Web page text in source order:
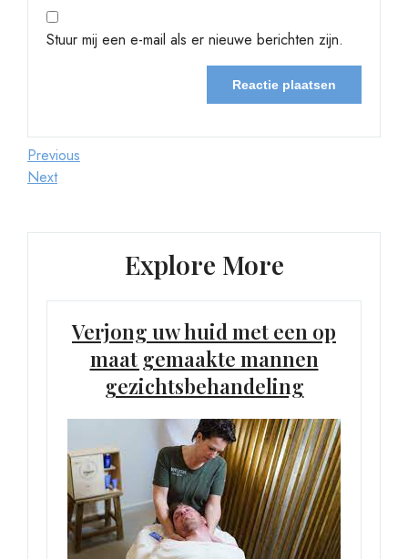
Stuur mij een e-mail als er nieuwe berichten zijn.
Berichtnavigatie
Previous
Post
Previous
Next
Next
Explore More
Verjong uw huid met een op
maat gemaakte mannen
gezichtsbehandeling